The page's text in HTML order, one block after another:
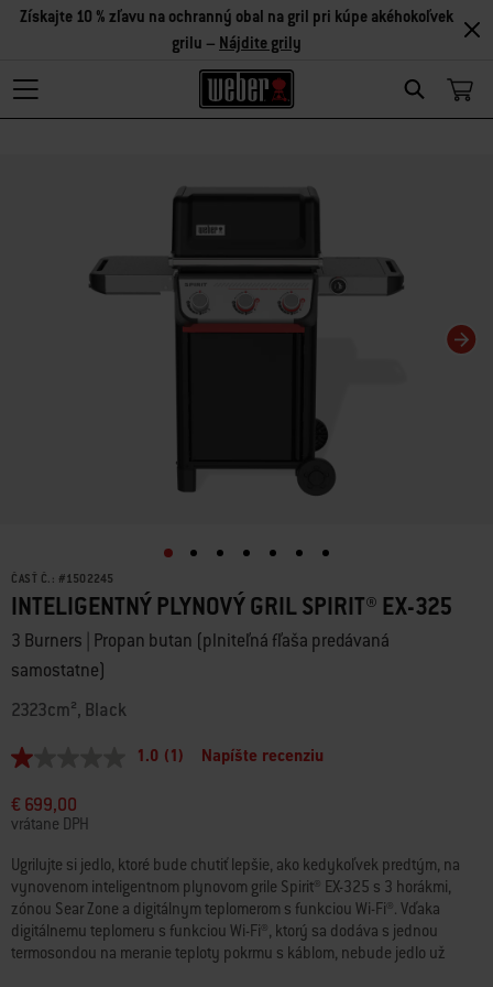
Search
Získajte 10 % zľavu na ochranný obal na gril pri kúpe akéhokoľvek
grilu – Nájdite grily
ČASŤ Č.: #1502245
INTELIGENTNÝ PLYNOVÝ GRIL SPIRIT® EX-325
3 Burners | Propan butan (plniteľná fľaša predávaná
samostatne)
2323cm², Black
1.0
5
hviezdičiek,
priemerná
hodnota
hodnotenia.
Read
a
Review.
Odkaz
na
1.0 (1) Napíšte recenziu
€ 699,00
vrátane DPH
Ugrilujte si jedlo, ktoré bude chutiť lepšie, ako kedykoľvek predtým, na
vynovenom inteligentnom plynovom grile Spirit® EX-325 s 3 horákmi,
zónou Sear Zone a digitálnym teplomerom s funkciou Wi-Fi®. Vďaka
digitálnemu teplomeru s funkciou Wi-Fi®, ktorý sa dodáva s jednou
termosondou na meranie teploty pokrmu s káblom, nebude jedlo už